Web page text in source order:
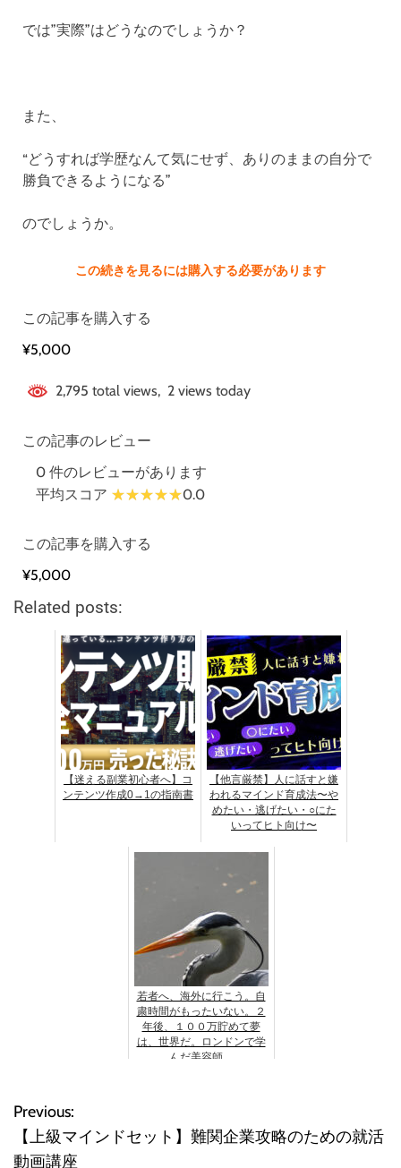
では”実際”はどうなのでしょうか？
また、
“どうすれば学歴なんて気にせず、ありのままの自分で
勝負できるようになる”
のでしょうか。
この続きを見るには購入する必要があります
この記事を購入する
¥5,000
2,795 total views, 2 views today
この記事のレビュー
0 件のレビューがあります
平均スコア
0.0
この記事を購入する
¥5,000
Related posts:
【迷える副業初心者へ】コ
ンテンツ作成0→1の指南書
【他言厳禁】人に話すと嫌
われるマインド育成法〜や
めたい・逃げたい・○にた
いってヒト向け〜
若者へ、海外に行こう。自
粛時間がもったいない。２
年後、１００万貯めて夢
は、世界だ。ロンドンで学
んだ美容師。
投
稿
Previous:
【上級マインドセット】難関企業攻略のための就活
動画講座